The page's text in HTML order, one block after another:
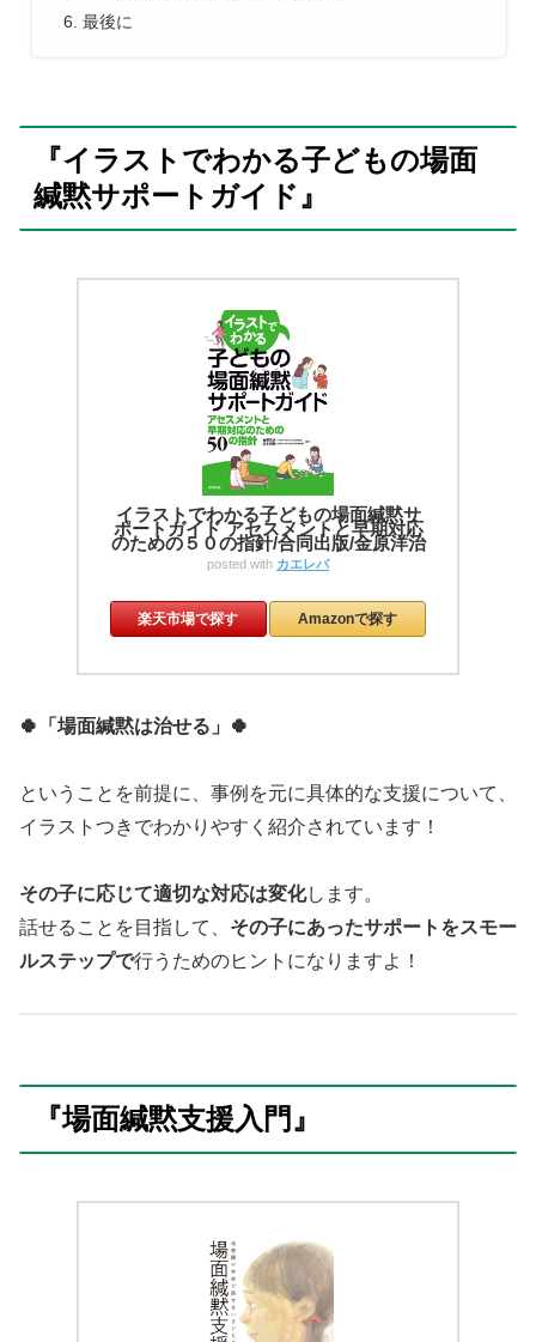
最後に
『イラストでわかる子どもの場面
緘黙サポートガイド』
イラストでわかる子どもの場面緘黙サ
ポートガイド アセスメントと早期対応
のための５０の指針/合同出版/金原洋治
posted with カエレバ
楽天市場で探す Amazonで探す
🍀「場面緘黙は治せる」🍀
ということを前提に、事例を元に具体的な支援について、
イラストつきでわかりやすく紹介されています！
その子に応じて適切な対応は変化します。
話せることを目指して、 その子にあったサポートをスモー
ルステップで行うためのヒントになりますよ！
『場面緘黙支援入門』